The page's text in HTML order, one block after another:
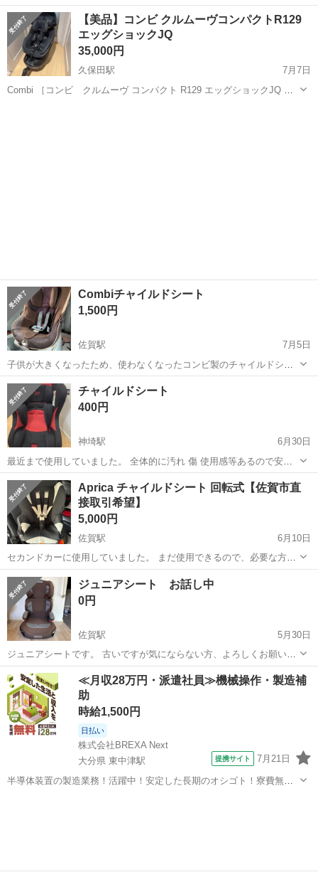
認後ご理解お願いします、目立つ汚れ少々、カバー外し選択可能、分
別可能。
佐賀 佐賀市 佐賀駅 ベビー用品
【美品】コンビ クルムーヴコンパクトR129
エッグショックJQ
35,000円
久保田駅
7月7日
Combi ［コンビ クルムーヴ コンパクト R129 エッグショックJQ ブ
Combiチャイルドシート
1,500円
佐賀駅
7月5日
子供が大きくなったため、使わなくなったコンビ製のチャイルドシー
トを譲ります。 動作が問題なく、使用感がまだまだあります。 体重：
新生児から18kgまで(4歳頃)長く使えます。
佐賀 佐賀市 佐賀駅 ベビー用品
チャイルドシート
400円
神埼駅
6月30日
最近まで使用していました。 全体的に汚れ 傷 使用感等あるので安価
なお値段でのお譲りですm(_ _)mご理解ある方のみ取り引きお願いしま
す🙏
佐賀 神埼市 ベビー用品
Aprica チャイルドシート 回転式【佐賀市直
接取引希望】
5,000円
佐賀駅
6月10日
セカンドカーに使用していました。 まだ使用できるので、必要な方に
届きますように。 - ブランド: Aprica - カラー: ブラック・レッド - 機
能: 回転式シート
佐賀 佐賀市 ベビー用品 Aprica
ジュニアシート お話し中
0円
佐賀駅
5月30日
ジュニアシートです。 古いですが気にならない方、よろしくお願い致
します。佐賀市若楠の自宅に取りに来ていただける方、よろしくお願
い致します。
佐賀 佐賀市 佐賀駅 ベビー用品
≪月収28万円・派遣社員≫機械操作・製造補
助
時給1,500円
日払い
株式会社BREXA Next
大分県 東中津駅
提携サイト 7月21日
半導体装置の製造業務！活躍中！安定した長期のオシゴト！寮費無料